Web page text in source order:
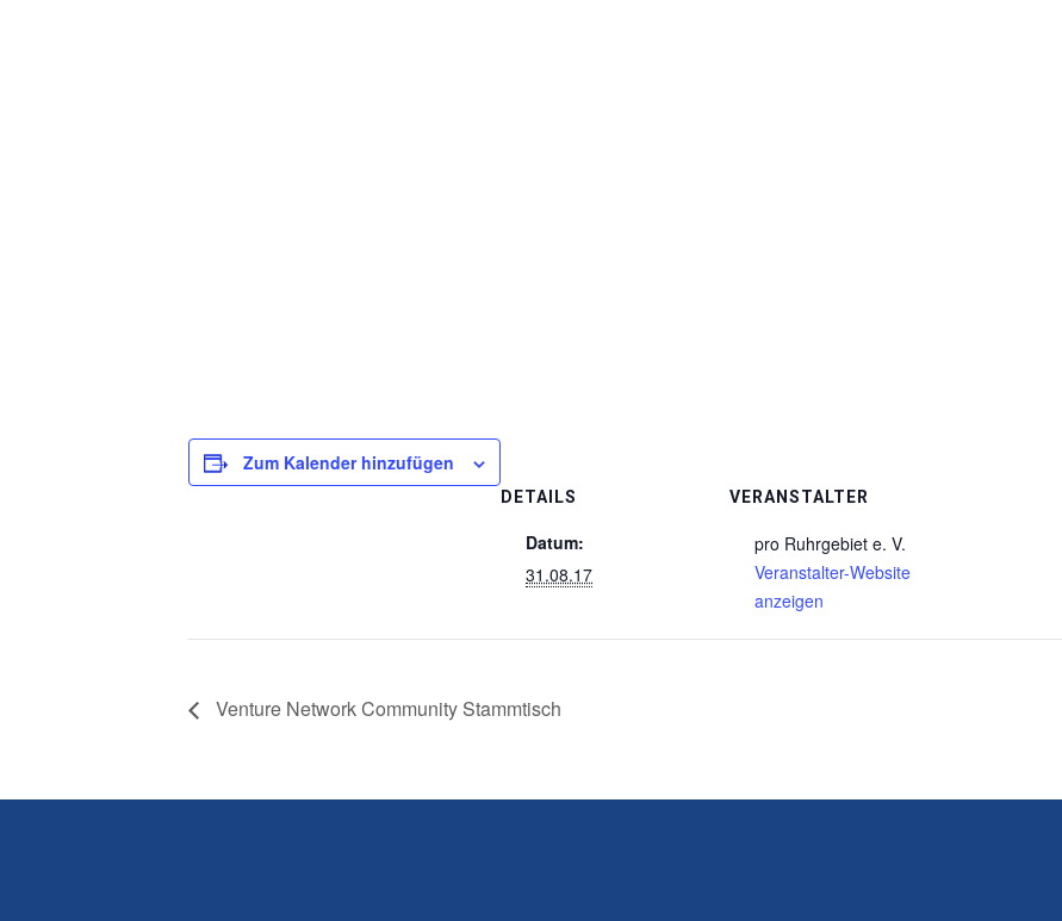
Zum Kalender hinzufügen
DETAILS
Datum:
31.08.17
VERANSTALTER
pro Ruhrgebiet e. V.
Veranstalter-Website
anzeigen
Venture Network Community Stammtisch